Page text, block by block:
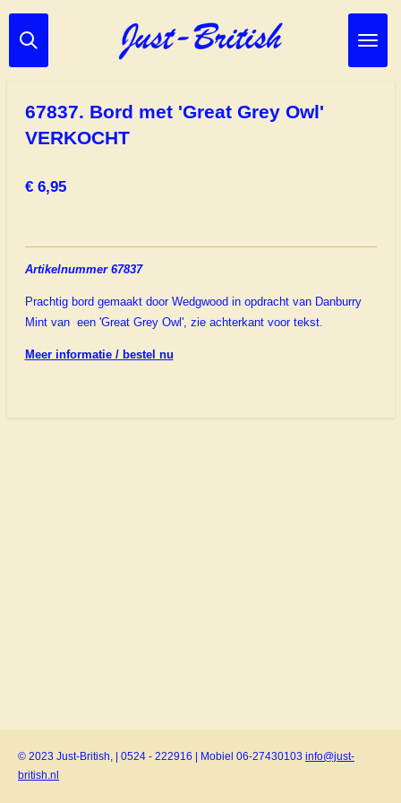
Ga
direct
67837. Bord met 'Great Grey Owl'
VERKOCHT
€ 6,95
Artikelnummer 67837
Prachtig bord gemaakt door Wedgwood in opdracht van Danburry
Mint van een 'Great Grey Owl', zie achterkant voor tekst.
Meer informatie / bestel nu
© 2023 Just-British, | 0524 - 222916 | Mobiel 06-27430103 info@just-
british.nl